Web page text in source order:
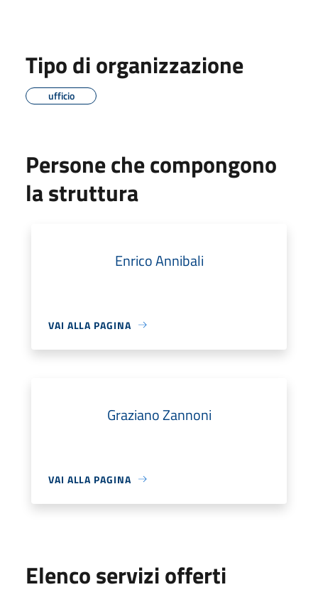
Tipo di organizzazione
ufficio
Persone che compongono
la struttura
Enrico Annibali
VAI ALLA PAGINA
Graziano Zannoni
VAI ALLA PAGINA
Elenco servizi offerti